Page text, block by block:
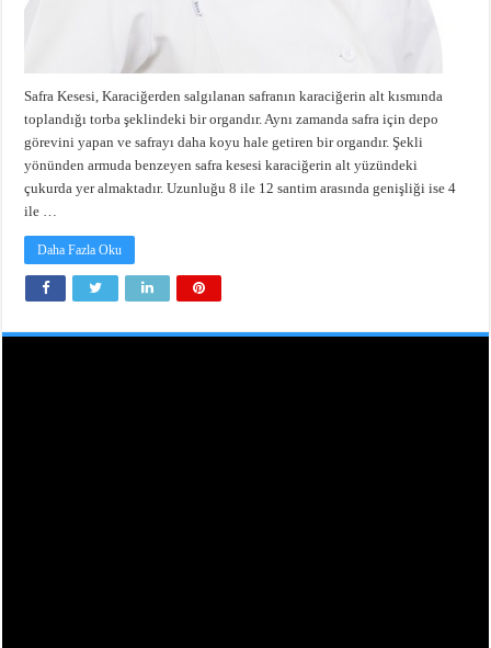
Safra Kesesi, Karaciğerden salgılanan safranın karaciğerin alt kısmında
toplandığı torba şeklindeki bir organdır. Aynı zamanda safra için depo
görevini yapan ve safrayı daha koyu hale getiren bir organdır. Şekli
yönünden armuda benzeyen safra kesesi karaciğerin alt yüzündeki
çukurda yer almaktadır. Uzunluğu 8 ile 12 santim arasında genişliği ise 4
ile …
Daha Fazla Oku